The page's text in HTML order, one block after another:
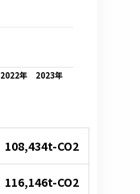
2022年 2023年
108,434t-CO2
116,146t-CO2